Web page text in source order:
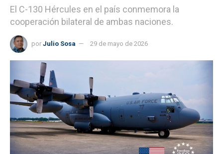
El C-130 Hércules en el país conmemora la
cooperación bilateral de ambas naciones.
por Julio Sosa 29 de mayo de 2026